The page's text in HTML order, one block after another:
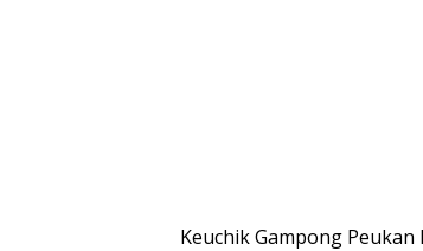
Keuchik Gampong